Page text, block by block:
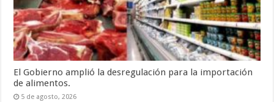
El Gobierno amplió la desregulación para la importación
de alimentos.
5 de agosto, 2026